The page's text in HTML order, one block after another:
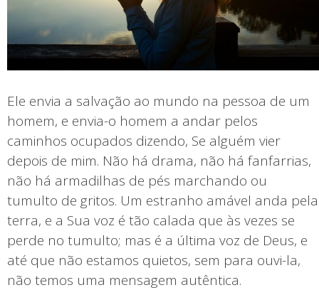
Ele envia a salvação ao mundo na pessoa de um
homem, e envia-o homem a andar pelos
caminhos ocupados dizendo, Se alguém vier
depois de mim. Não há drama, não há fanfarrias,
não há armadilhas de pés marchando ou
tumulto de gritos. Um estranho amável anda pela
terra, e a Sua voz é tão calada que às vezes se
perde no tumulto; mas é a última voz de Deus, e
até que não estamos quietos, sem para ouvi-la,
não temos uma mensagem autêntica.